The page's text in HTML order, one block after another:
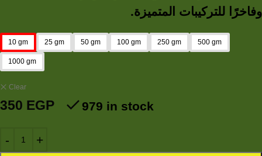
وفاخرًا للتركيبات المتميزة.
10 gm 25 gm 50 gm 100 gm 250 gm 500 gm
1000 gm
Clear
350 EGP 979 in stock